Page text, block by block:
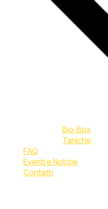
Bio-Box
Taniche
FAQ
Eventi e Notizie
Contatti